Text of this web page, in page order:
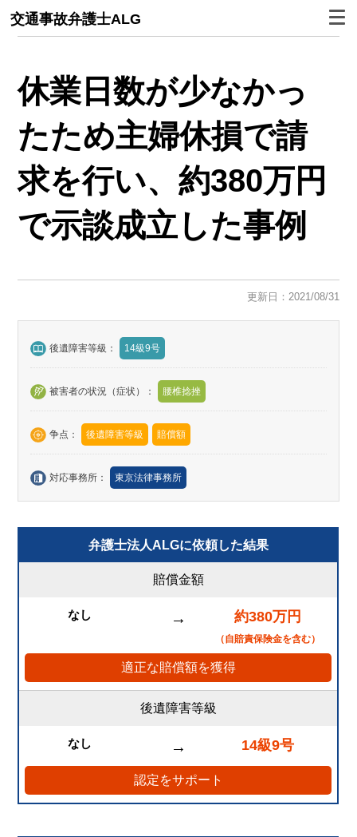
交通事故弁護士ALG
休業日数が少なかっ
たため主婦休損で請
求を行い、約380万円
で示談成立した事例
更新日：2021/08/31
後遺障害等級： 14級9号
被害者の状況（症状）： 腰椎捻挫
争点： 後遺障害等級 賠償額
対応事務所： 東京法律事務所
弁護士法人ALGに依頼した結果
賠償金額
なし → 約380万円
（自賠責保険金を含む）
適正な賠償額を獲得
後遺障害等級
なし → 14級9号
認定をサポート